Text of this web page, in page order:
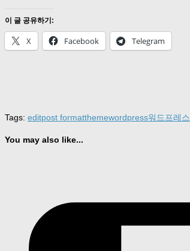
이 글 공유하기:
X Facebook Telegram
Tags: editpost formatthemewordpress워드프레스
You may also like...